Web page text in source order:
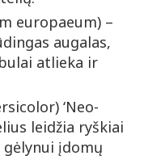
europaeum) –
augalas,
atlieka ir
‘Neo-
leidžia ryškiai
gėlynui įdomų